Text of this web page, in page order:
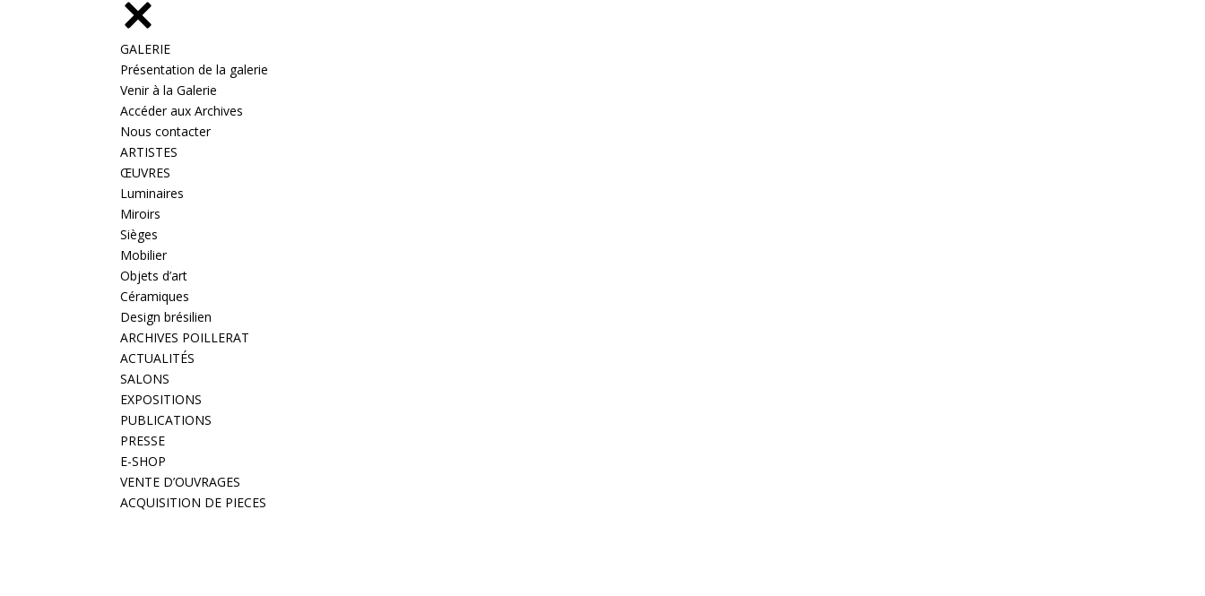
GALERIE
Présentation de la galerie
Venir à la Galerie
Accéder aux Archives
Nous contacter
ARTISTES
ŒUVRES
Luminaires
Miroirs
Sièges
Mobilier
Objets d’art
Céramiques
Design brésilien
ARCHIVES POILLERAT
ACTUALITÉS
SALONS
EXPOSITIONS
PUBLICATIONS
PRESSE
E-SHOP
VENTE D’OUVRAGES
ACQUISITION DE PIECES